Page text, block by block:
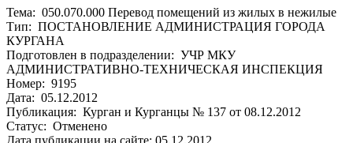
Тема: 050.070.000 Перевод помещений из жилых в нежилые
Тип: ПОСТАНОВЛЕНИЕ АДМИНИСТРАЦИЯ ГОРОДА
КУРГАНА
Подготовлен в подразделении: УЧР МКУ
АДМИНИСТРАТИВНО-ТЕХНИЧЕСКАЯ ИНСПЕКЦИЯ
Номер: 9195
Дата: 05.12.2012
Публикация: Курган и Курганцы № 137 от 08.12.2012
Статус: Отменено
Дата публикации на сайте: 05.12.2012